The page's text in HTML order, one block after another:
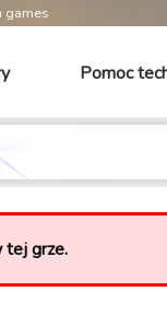
games
Pomoc
tej grze.